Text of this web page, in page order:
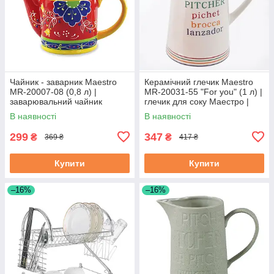
Чайник - заварник Maestro
MR-20007-08 (0,8 л) |
заварювальний чайник
Маестро | керамічний чайник
Маестро
В наявності
299 ₴ 369 ₴
Купити
Керамічний глечик Maestro
MR-20031-55 "For you" (1 л) |
глечик для соку Маестро |
ємність для води Маестро
В наявності
347 ₴ 417 ₴
Купити
–16% –16%